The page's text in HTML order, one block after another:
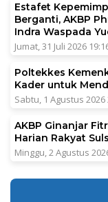
Estafet
Berganti, AKBP
Indra Waspada
Jumat, 31 Juli 2026
Poltekkes
Kader untuk
Sabtu, 1 Agustus 2026
AKBP Ginanjar
Harian Rakyat
Minggu, 2 Agustus